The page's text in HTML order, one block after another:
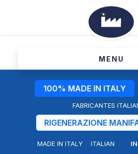
MENU
100% MADE IN ITALY
FABRICANTES
RIGENERAZIONE
MADE IN ITALY ITALIAN